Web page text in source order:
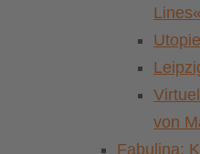
Lines«
von
Fabulina: